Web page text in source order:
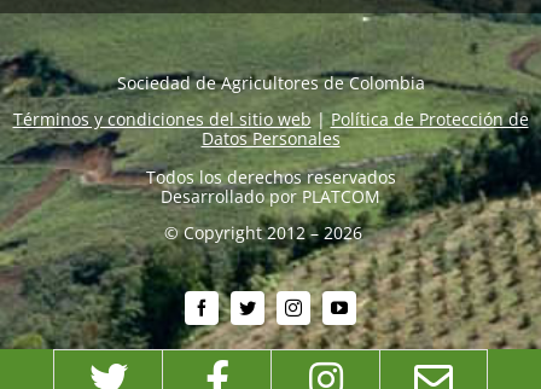
Sociedad de Agricultores de Colombia
Términos y condiciones del sitio web|Política de Protección de
Datos Personales
Todos los derechos reservados
Desarrollado por PLATCOM
© Copyright 2012 – 2026
Twitter FacebookInstagram